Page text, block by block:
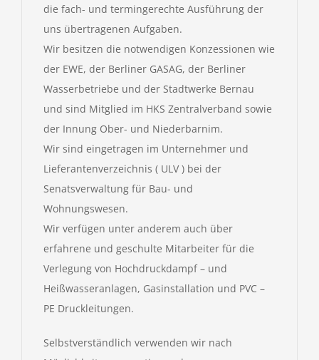
die fach- und termingerechte Ausführung der
uns übertragenen Aufgaben.
Wir besitzen die notwendigen Konzessionen wie
der EWE, der Berliner GASAG, der Berliner
Wasserbetriebe und der Stadtwerke Bernau
und sind Mitglied im HKS Zentralverband sowie
der Innung Ober- und Niederbarnim.
Wir sind eingetragen im Unternehmer und
Lieferantenverzeichnis ( ULV ) bei der
Senatsverwaltung für Bau- und
Wohnungswesen.
Wir verfügen unter anderem auch über
erfahrene und geschulte Mitarbeiter für die
Verlegung von Hochdruckdampf – und
Heißwasseranlagen, Gasinstallation und PVC –
PE Druckleitungen.
Selbstverständlich verwenden wir nach